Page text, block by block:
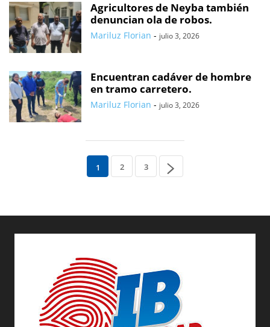
Agricultores de Neyba también
denuncian ola de robos.
Mariluz Florian - julio 3, 2026
Encuentran cadáver de hombre
en tramo carretero.
Mariluz Florian - julio 3, 2026
1 2 3